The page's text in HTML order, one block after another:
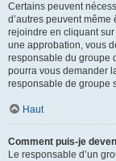
Certains peuvent
d’autres peuvent
rejoindre en cliquant
une approbation, vous
responsable du groupe
pourra vous demander
responsable de groupe
Haut
Comment puis-je
Le responsable d’un